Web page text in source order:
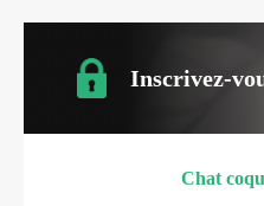
Inscrivez-
Chat